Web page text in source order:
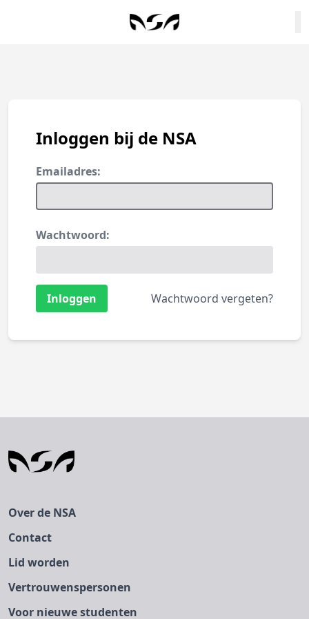
Inloggen bij de NSA
Emailadres:
Wachtwoord:
Wachtwoord vergeten?
Over de NSA
Contact
Lid worden
Vertrouwenspersonen
Voor nieuwe studenten